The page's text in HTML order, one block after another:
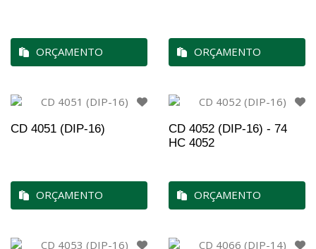
ORÇAMENTO ORÇAMENTO
CD 4051 (DIP-16)
ORÇAMENTO
CD 4052 (DIP-16) - 74
HC 4052
ORÇAMENTO